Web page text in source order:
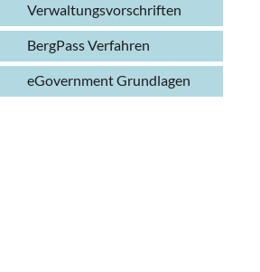
Verwaltungs­vorschriften
BergPass Verfahren
eGovernment Grundlagen